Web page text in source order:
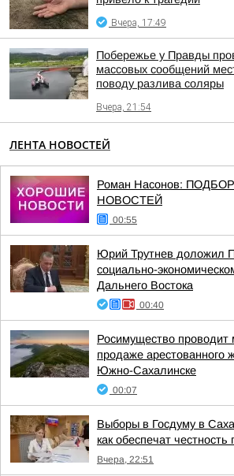
Вчера, 17:49
Побережье у Правды
массовых сообщений
поводу разлива соляры
Вчера, 21:54
ЛЕНТА НОВОСТЕЙ
Роман Насонов:
НОВОСТЕЙ
00:55
Юрий Трутнев доложил
социально-
Дальнего Востока
00:40
Росимущество проводит
продаже арестованного
Южно-Сахалинске
00:07
Выборы в Госдуму в
как обеспечат честность
Вчера, 22:51